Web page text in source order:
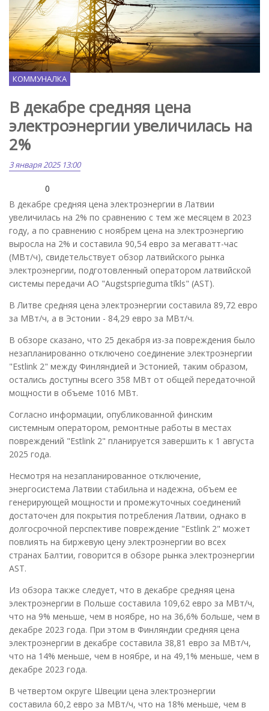
Freepik.com
КОММУНАЛКА
В декабре средняя цена
электроэнергии увеличилась на
2%
3 января 2025 13:00
0
В декабре средняя цена электроэнергии в Латвии
увеличилась на 2% по сравнению с тем же месяцем в 2023
году, а по сравнению с ноябрем цена на электроэнергию
выросла на 2% и составила 90,54 евро за мегаватт-час
(МВт/ч), свидетельствует обзор латвийского рынка
электроэнергии, подготовленный оператором латвийской
системы передачи АО "Augstsprieguma tīkls" (AST).
В Литве средняя цена электроэнергии составила 89,72 евро
за МВт/ч, а в Эстонии - 84,29 евро за МВт/ч.
В обзоре сказано, что 25 декабря из-за повреждения было
незапланированно отключено соединение электроэнергии
"Estlink 2" между Финляндией и Эстонией, таким образом,
остались доступны всего 358 МВт от общей передаточной
мощности в объеме 1016 МВт.
Согласно информации, опубликованной финским
системным оператором, ремонтные работы в местах
повреждений "Estlink 2" планируется завершить к 1 августа
2025 года.
Несмотря на незапланированное отключение,
энергосистема Латвии стабильна и надежна, объем ее
генерирующей мощности и промежуточных соединений
достаточен для покрытия потребления Латвии, однако в
долгосрочной перспективе повреждение "Estlink 2" может
повлиять на биржевую цену электроэнергии во всех
странах Балтии, говорится в обзоре рынка электроэнергии
AST.
Из обзора также следует, что в декабре средняя цена
электроэнергии в Польше составила 109,62 евро за МВт/ч,
что на 9% меньше, чем в ноябре, но на 36,6% больше, чем в
декабре 2023 года. При этом в Финляндии средняя цена
электроэнергии в декабре составила 38,81 евро за МВт/ч,
что на 14% меньше, чем в ноябре, и на 49,1% меньше, чем в
декабре 2023 года.
В четвертом округе Швеции цена электроэнергии
составила 60,2 евро за МВт/ч, что на 18% меньше, чем в